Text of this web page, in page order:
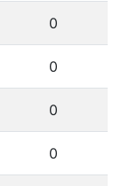
0
0
0
0